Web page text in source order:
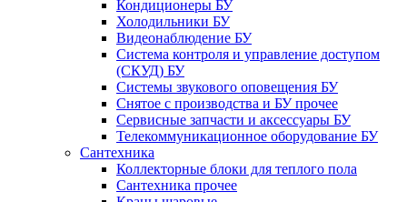
Кондиционеры БУ
Холодильники БУ
Видеонаблюдение БУ
Система контроля и управление доступом
(СКУД) БУ
Системы звукового оповещения БУ
Снятое с производства и БУ прочее
Сервисные запчасти и аксессуары БУ
Телекоммуникационное оборудование БУ
Сантехника
Коллекторные блоки для теплого пола
Сантехника прочее